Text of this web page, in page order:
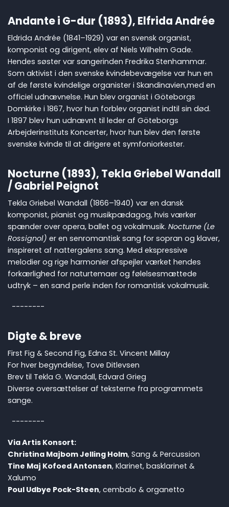
Andante i G-dur (1893), Elfrida Andrée
Eldrida Andrée (1841–1929) var en svensk organist,
komponist og dirigent, elev af Niels Wilhelm Gade.
Hendes søster var sangerinden Fredrika Stenhammar.
Som aktivist i den svenske kvindebevægelse var hun en
af de første kvindelige organister i Skandinavien,med en
officiel udnævnelse. Hun blev organist i Göteborgs
Domkirke i 1867, hvor hun forblev organist indtil sin død.
I 1897 blev hun udnævnt til leder af Göteborgs
Arbejderinstituts Koncerter, hvor hun blev den første
svenske kvinde til at dirigere et symfoniorkester.
Nocturne (1893), Tekla Griebel Wandall
/ Gabriel Peignot
Tekla Griebel Wandall (1866–1940) var en dansk
komponist, pianist og musikpædagog, hvis værker
spænder over opera, ballet og vokalmusik. Nocturne (Le
Rossignol) er en senromantisk sang for sopran og klaver,
inspireret af nattergalens sang. Med ekspressive
melodier og rige harmonier afspejler værket hendes
forkærlighed for naturtemaer og følelsesmættede
udtryk – en sand perle inden for romantisk vokalmusik.
--------
Digte & breve
First Fig & Second Fig, Edna St. Vincent Millay
For hver begyndelse, Tove Ditlevsen
Brev til Tekla G. Wandall, Edvard Grieg
Diverse oversættelser af teksterne fra programmets
sange.
--------
Via Artis Konsort:
Christina Majbom Jelling Holm, Sang & Percussion
Tine Maj Kofoed Antonsen, Klarinet, basklarinet &
Xalumo
Poul Udbye Pock-Steen, cembalo & organetto